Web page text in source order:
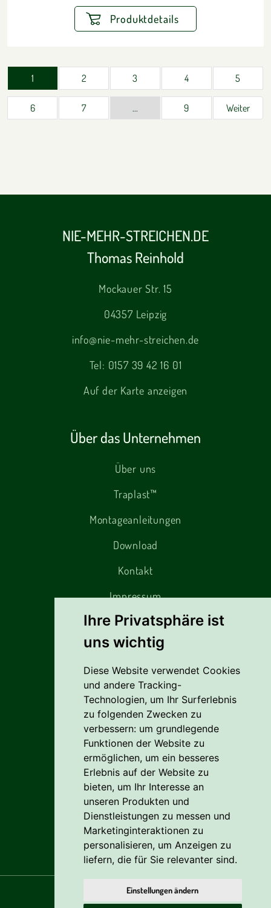
Ihre Privatsphäre ist
uns wichtig
Diese Website verwendet Cookies
und andere Tracking-
Technologien, um Ihr Surferlebnis
zu folgenden Zwecken zu
verbessern: um grundlegende
Funktionen der Website zu
ermöglichen, um ein besseres
Erlebnis auf der Website zu
bieten, um Ihr Interesse an
unseren Produkten und
Dienstleistungen zu messen und
Marketinginteraktionen zu
personalisieren, um Anzeigen zu
liefern, die für Sie relevanter sind.
Einstellungen ändern
Produktdetails
1 2 3 4 5
6 7 ... 9 Weiter
NIE-MEHR-STREICHEN.DE
Thomas Reinhold
Mockauer Str. 15
04357 Leipzig
info@nie-mehr-streichen.de
Tel: 0157 39 42 16 01
Auf der Karte anzeigen
Über das Unternehmen
Über uns
Traplast™
Montageanleitungen
Download
Kontakt
Impressum
Alles rund um den Einkauf
Liefer- Und Versandkosten
Zahlungsbedingungen
AGB
Vertrag widerrufen
Reklamation
Cookie
Datenschutzerklärung